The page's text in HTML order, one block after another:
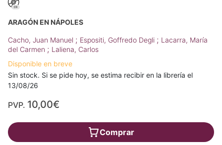
ARAGÓN EN NÁPOLES
Cacho, Juan Manuel ; Espositi, Goffredo Degli ; Lacarra, María
del Carmen ; Laliena, Carlos
Disponible en breve
Sin stock. Si se pide hoy, se estima recibir en la librería el
13/08/26
PVP. 10,00€
Comprar